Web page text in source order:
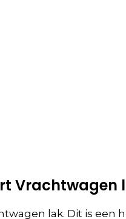
Vrachtwagen
lak. Dit is